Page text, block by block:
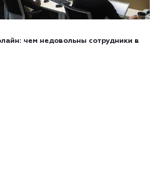
чем недовольны сотрудники в